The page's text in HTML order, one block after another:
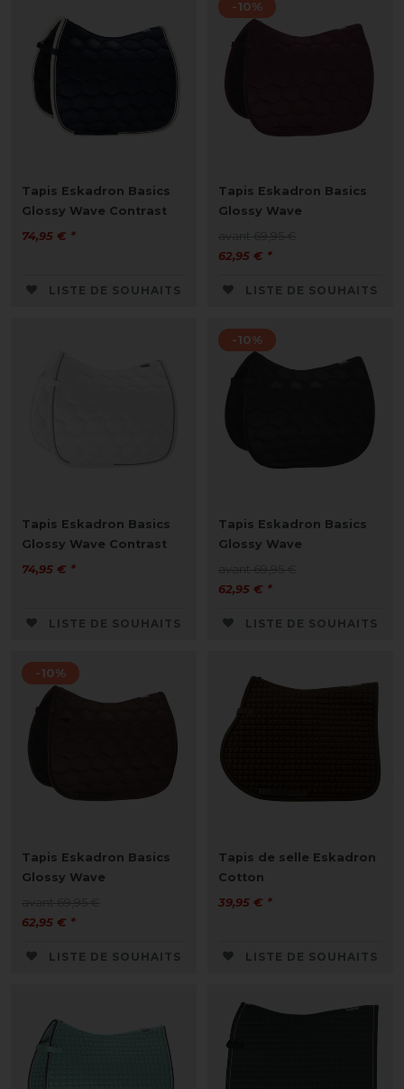
Tapis Eskadron Basics
Glossy Wave Contrast
74,95 € *
LISTE DE SOUHAITS
-10%
Tapis Eskadron Basics
Glossy Wave
62,95 € *
LISTE DE SOUHAITS
Tapis Eskadron Basics
Glossy Wave Contrast
74,95 € *
LISTE DE SOUHAITS
-10%
Tapis Eskadron Basics
Glossy Wave
62,95 € *
LISTE DE SOUHAITS
-10%
Tapis Eskadron Basics
Glossy Wave
62,95 € *
LISTE DE SOUHAITS
Tapis de selle Eskadron
Cotton
39,95 € *
LISTE DE SOUHAITS